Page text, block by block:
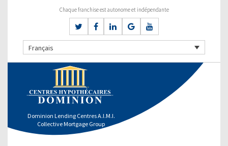
Chaque franchise est autonome et indépendante
Français
Dominion Lending Centres A.I.M.I.
Collective Mortgage Group